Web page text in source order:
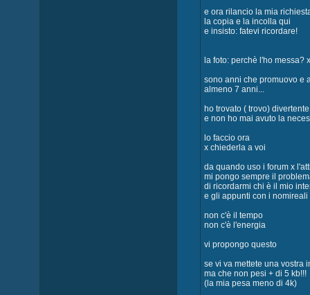
e ora rilancio la mia
la copia e la incolla qui
e insisto: fatevi ricordare!
la foto: perchè l'ho messa?
sono anni che promuovo e
almeno 7 anni...
ho trovato ( trovo)
e non ho mai avuto la
lo faccio ora
x chiederla a voi
da quando uso i forum x
mi pongo sempre il
di ricordarmi chi è il mio
e gli appunti con i
non c'è il tempo
non c'è l'energia
vi propongo questo
se vi va mettete una vostra
ma che non pesi + di 5 kb!!!
(la mia pesa meno di 4k)